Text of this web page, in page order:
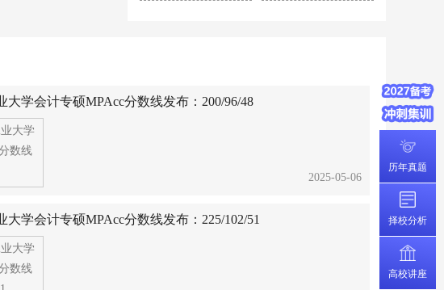
大学会计专硕MPAcc分数线发布：200/96/48
2025-05-06
大学会计专硕MPAcc分数线发布：225/102/51
历年真题
择校分析
高校讲座